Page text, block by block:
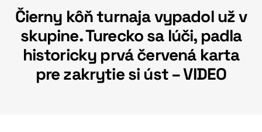
Čierny kôň turnaja vypadol už v
skupine. Turecko sa lúči, padla
historicky prvá červená karta
pre zakrytie si úst – VIDEO